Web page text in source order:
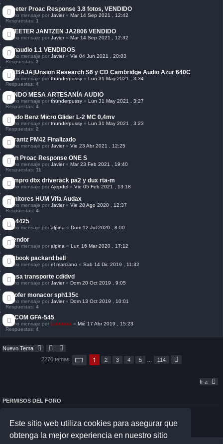
Este sitio web utiliza cookies para asegurar que
obtenga la mejor experiencia en nuestro sitio
tweeter Proac Response 3.8 fotos, VENDIDO
Último mensaje por Javier« Mar 14 Sep 2021 , 12:42
Respuestas: 1
TWEETER JANTZEN JA2806 VENDIDO
Último mensaje por Javier« Mar 14 Sep 2021 , 12:32
Dynaudio 1.1 VENDIDOS
Último mensaje por Javier« Vie 04 Jun 2021 , 20:03
Respuestas: 2
[REBAJA]Unsion Research S6 y CD Cambridge Audio Azur 640C
Último mensaje por thunderpussy « Lun 31 May 2021 , 3:34
Respuestas: 4
VENDO MESA ARTESANÍA AUDIO
Último mensaje por thunderpussy « Lun 31 May 2021 , 3:27
Respuestas: 4
Vendo Benz Micro Glider L-2 MC 0,4mv
Último mensaje por thunderpussy « Lun 31 May 2021 , 3:23
Respuestas: 2
Marantz PM42 Finalizado
Último mensaje por Javier« Vie 23 Abr 2021 , 12:25
Clon Proac Response ONE S
Último mensaje por Javier« Mar 23 Feb 2021 , 19:40
Respuestas: 11
Compro dbx driverack pa2 y dux rta-m
Último mensaje por Ajepdel « Vie 05 Feb 2021 , 13:18
Monitores HUM Vifa Audax
Último mensaje por Javier« Vie 28 Ago 2020 , 12:37
Respuestas: 4
Jbl 4425
Último mensaje por alpina « Dom 12 Jul 2020 , 8:00
Spendor
Último mensaje por alpina « Lun 16 Mar 2020 , 17:12
Netbook packard bell
Último mensaje por el marciano « Sab 14 Dic 2019 , 11:32
Grasa transporte cd/dvd
Último mensaje por Javier« Dom 20 Oct 2019 , 9:05
Woofer monacor sph135c
Último mensaje por Javier« Dom 13 Oct 2019 , 10:01
Respuestas: 4
ADCOM GFA-545
Último mensaje por Luismax « Mié 17 Abr 2019 , 15:23
Respuestas: 4
Nuevo Tema
2270 temas
4
1 2 3 4 5 114
Ir a
PERMISOS DEL FORO
No puedeseditar sus mensajes en este Foro
No puedes
borrar sus mensajes en este Foro